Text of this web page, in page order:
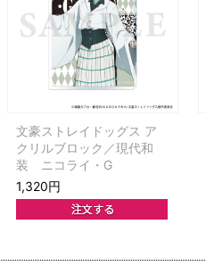
文豪ストレイドッグス ア
クリルブロック／現代和
装 ニコライ・G
1,320円